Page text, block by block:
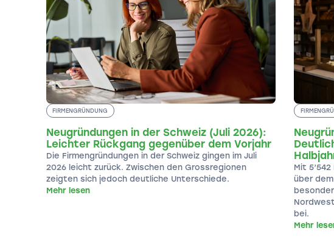
FIRMENGRÜNDUNG
Neugründungen in der Schweiz (Juli 2026):
Leichter Rückgang gegenüber dem Vorjahr
Die Firmengründungen in der Schweiz gingen im Juli
2026 leicht zurück. Zwischen den Grossregionen
zeigten sich jedoch deutliche Unterschiede.
Mehr lesen
Mit
über
bei.
Mehr